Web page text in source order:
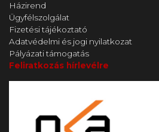
Házirend
Ügyfélszolgálat
Fizetési tájékoztató
Adatvédelmi és jogi nyilatkozat
Pályázati támogatás
Feliratkozás hírlevélre